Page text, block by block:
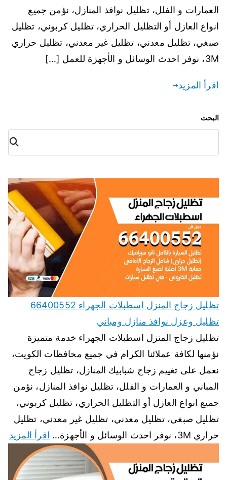
العمارات و الفلل، تظليل نوافذ المنازل، نؤمن جميع
انواع العازل أو التظليل الحراري، تظليل كربوني، تظليل
صبغي، تظليل معدني، تظليل غير معدني، تظليل حراري
3M، نوفر احدث الوسائل و الأجهزة للعمل […]
اقرأ المزيد
البحث
البح
ث
تظليل زجاج المنزل اسطبلات الجهراء 66400552
تظليل وعزل نوافذ منازل ومباني
تظليل زجاج المنزل اسطبلات الجهراء خدمة متميزة
نؤمنها لكافة عملائنا الكرام في جميع محافظات الكويت،
نعمل على تغييم زجاج شبابيك المنازل، تظليل زجاج
المباني و العمارات و الفلل، تظليل نوافذ المنازل، نؤمن
جميع انواع العازل أو التظليل الحراري، تظليل كربوني،
تظليل صبغي، تظليل معدني، تظليل غير معدني، تظليل
حراري 3M، نوفر احدث الوسائل و الأجهزة…
اقرأ المزيد